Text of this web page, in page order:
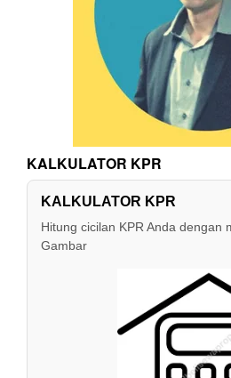
KALKULATOR KPR
KALKULATOR KPR
Hitung cicilan KPR Anda dengan
Gambar